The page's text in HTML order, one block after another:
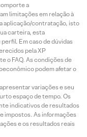
a
limitações em relação à
aplicação/contratação, isto
carteira, esta
Em caso de dúvidas
pela XP
o FAQ. As condições de
podem afetar o
variações e seu
espaço de tempo. Os
indicativos de resultados
impostos. As informações
e os resultados reais